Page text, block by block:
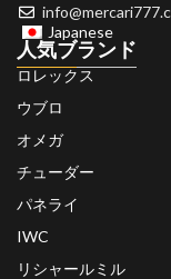
Japanese
人気ブランド
ロレックス
ウブロ
オメガ
チューダー
パネライ
IWC
リシャールミル